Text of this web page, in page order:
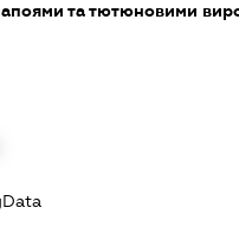
та тютюновими